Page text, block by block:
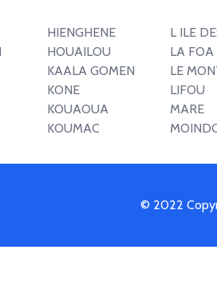
HIENGHENE
HOUAILOU
KAALA GOMEN
KONE
KOUAOUA
KOUMAC
L ILE
LA FOA
LE
LIFOU
MARE
© 2022